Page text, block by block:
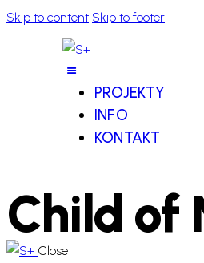
Skip to content Skip to footer
PROJEKTY
INFO
KONTAKT
Child of
Close